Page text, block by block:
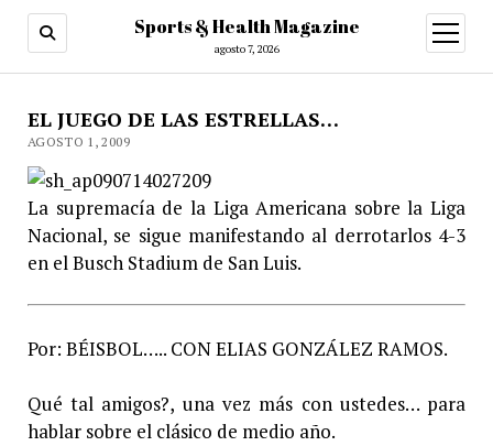
Sports & Health Magazine
agosto 7, 2026
abrir
menú
EL JUEGO DE LAS ESTRELLAS…
AGOSTO 1, 2009
La supremacía de la Liga Americana sobre la Liga
Nacional, se sigue manifestando al derrotarlos 4-3
en el Busch Stadium de San Luis.
Por: BÉISBOL….. CON ELIAS GONZÁLEZ RAMOS.
Qué tal amigos?, una vez más con ustedes… para
hablar sobre el clásico de medio año.